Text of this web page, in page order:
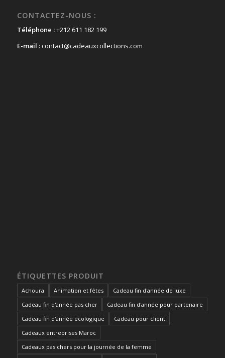
CONTACTEZ-NOUS :
Téléphone :+212 611 182 199
E-mail :contact@cadeauxcollections.com
ÉTIQUETTES PRODUIT
Achoura Animation et fêtes
Cadeau fin d'année de luxe
Cadeau fin d'année pas cher
Cadeau fin d'année pour partenaire
Cadeau fin d'année écologique
Cadeau pour client
Cadeaux entreprises Maroc
Cadeaux pas chers pour la journée de la femme